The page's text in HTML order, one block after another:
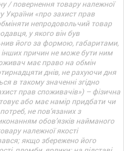
/ повернення товару належної
України «про захист прав
непродовольчий товар
у якого він був
його за формою, габаритами,
причин не може бути ним
має право на обмін
днів, не рахуючи дня
в такому значенні згідно
прав споживачів») – фізична
або має намір придбати чи
не пов’язаних з
обов’язків найманого
належної якості
якщо збережено його